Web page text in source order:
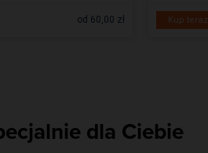
od 60,00 zł Kup teraz
dla Ciebie